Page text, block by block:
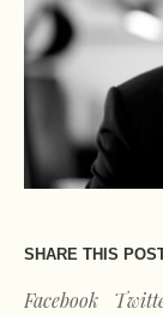
SHARE THIS
Facebook